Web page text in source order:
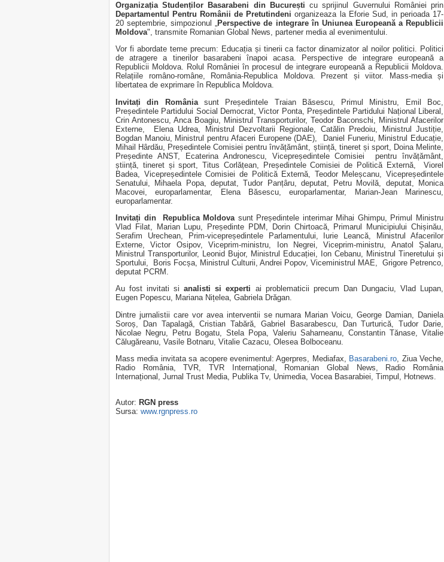
Organizația Studenților Basarabeni din București cu sprijinul Guvernului României prin
Departamentul Pentru Românii de Pretutindeni organizeaza la Eforie Sud, in perioada 17-
20 septembrie, simpozionul „Perspective de integrare în Uniunea Europeană a Republicii
Moldova", transmite Romanian Global News, partener media al evenimentului.
Vor fi abordate teme precum: Educația și tinerii ca factor dinamizator al noilor politici. Politici
de atragere a tinerilor basarabeni înapoi acasa. Perspective de integrare europeană a
Republicii Moldova. Rolul României în procesul de integrare europeană a Republicii Moldova.
Relațiile româno-române, România-Republica Moldova. Prezent și viitor. Mass-media și
libertatea de exprimare în Republica Moldova.
Invitați din Româniasunt Președintele Traian Băsescu, Primul Ministru, Emil Boc,
Președintele Partidului Social Democrat, Victor Ponta, Președintele Partidului Național Liberal,
Crin Antonescu, Anca Boagiu, Ministrul Transporturilor, Teodor Baconschi, Ministrul Afacerilor
Externe, Elena Udrea, Ministrul Dezvoltarii Regionale, Catălin Predoiu, Ministrul Justiție,
Bogdan Manoiu, Ministrul pentru Afaceri Europene (DAE), Daniel Funeriu, Ministrul Educație,
Mihail Hârdău, Președintele Comisiei pentru învățământ, știință, tineret și sport, Doina Melinte,
Președinte ANST, Ecaterina Andronescu, Vicepreședintele Comisiei pentru învățământ,
știință, tineret și sport, Titus Corlățean, Președintele Comisiei de Politică Externă, Viorel
Badea, Vicepreședintele Comisiei de Politică Externă, Teodor Meleșcanu, Vicepreședintele
Senatului, Mihaela Popa, deputat, Tudor Panțâru, deputat, Petru Movilă, deputat, Monica
Macovei, europarlamentar, Elena Băsescu, europarlamentar, Marian-Jean Marinescu,
europarlamentar.
Invitați din Republica Moldova sunt Președintele interimar Mihai Ghimpu, Primul Ministru
Vlad Filat, Marian Lupu, Președinte PDM, Dorin Chirtoacă, Primarul Municipiului Chișinău,
Serafim Urechean, Prim-vicepreședintele Parlamentului, Iurie Leancă, Ministrul Afacerilor
Externe, Victor Osipov, Viceprim-ministru, Ion Negrei, Viceprim-ministru, Anatol Șalaru,
Ministrul Transporturilor, Leonid Bujor, Ministrul Educației, Ion Cebanu, Ministrul Tineretului și
Sportului, Boris Focșa, Ministrul Culturii, Andrei Popov, Viceministrul MAE, Grigore Petrenco,
deputat PCRM.
Au fost invitati sianalisti si experti ai problematicii precum Dan Dungaciu, Vlad Lupan,
Eugen Popescu, Mariana Nițelea, Gabriela Drăgan.
Dintre jurnalistii care vor avea interventii se numara Marian Voicu, George Damian, Daniela
Soroș, Dan Tapalagă, Cristian Tabără, Gabriel Basarabescu, Dan Turturică, Tudor Darie,
Nicolae Negru, Petru Bogatu, Stela Popa, Valeriu Saharneanu, Constantin Tănase, Vitalie
Călugăreanu, Vasile Botnaru, Vitalie Cazacu, Olesea Bolboceanu.
Mass media invitata sa acopere evenimentul: Agerpres, Mediafax,
Basarabeni.ro , Ziua Veche,
Radio România, TVR, TVR Internațional, Romanian Global News, Radio România
Internațional, Jurnal Trust Media, Publika Tv, Unimedia, Vocea Basarabiei, Timpul, Hotnews.
Autor: RGN press
Sursa: www.rgnpress.ro